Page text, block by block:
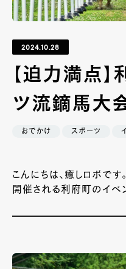
2024.10.28
【迫力満点
ツ流鏑馬大
おでかけ スポーツ
こんにちは、癒しロボです
開催される利府町のイベ